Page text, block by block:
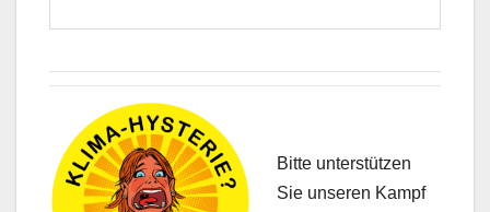
Bitte unterstützen
Sie unseren Kampf